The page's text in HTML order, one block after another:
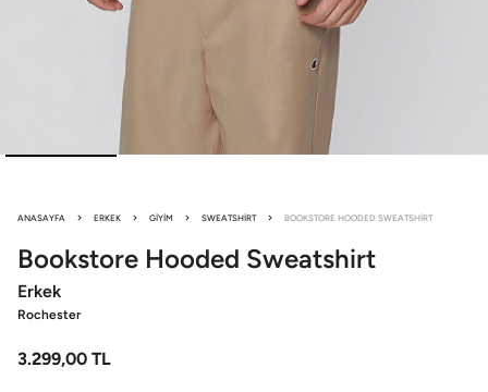
ANASAYFA ERKEK GIYIM SWEATSHIRT BOOKSTORE HOODED SWEATSHIRT
Bookstore Hooded Sweatshirt
Erkek
Rochester
3.299,00 TL